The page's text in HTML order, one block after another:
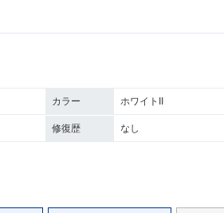
カラー ホワイトII
修復歴 なし